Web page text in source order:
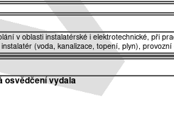
v oblasti instalatérské i elektrotechnické, při
(voda, kanalizace, topení, plyn),
osvědčení vydala